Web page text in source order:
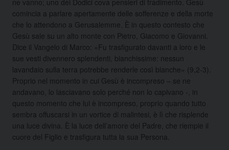
comincia a parlare apertamente delle sofferenze e della morte
che lo attendono a Gerusalemme. È in questo contesto che
Gesù sale su un alto monte con Pietro, Giacomo e Giovanni.
Dice il Vangelo di Marco: «Fu trasfigurato davanti a loro e le
sue vesti divennero splendenti, bianchissime: nessun
lavandaio sulla terra potrebbe renderle così bianche» (9,2-3).
Proprio nel momento in cui Gesù è incompreso – se ne
andavano, lo lasciavano solo perché non lo capivano -, in
questo momento che lui è incompreso, proprio quando tutto
sembra offuscarsi in un vortice di malintesi, è lì che risplende
una luce divina. È la luce dell’amore del Padre, che riempie il
cuore del Figlio e trasfigura tutta la sua Persona.